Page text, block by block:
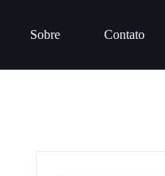
Sobre Contato